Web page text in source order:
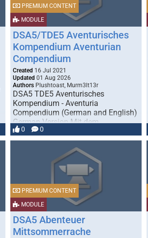
MODULE
PREMIUM CONTENT
DSA5/TDE5 Aventurisches
Kompendium Aventurian
Compendium
Created 16 Jul 2021
Updated 01 Aug 2026
AuthorsPlushtoast, Murm3lt13r
DSA5 TDE5 Aventurisches
Kompendium - Aventuria
Compendium (German and English)
German Version Mit dem
Aventurischen Kompendium erhältst
du zahlreiche neue …
0 0
MODULE
PREMIUM CONTENT
DSA5 Abenteuer
Mittsommerrache